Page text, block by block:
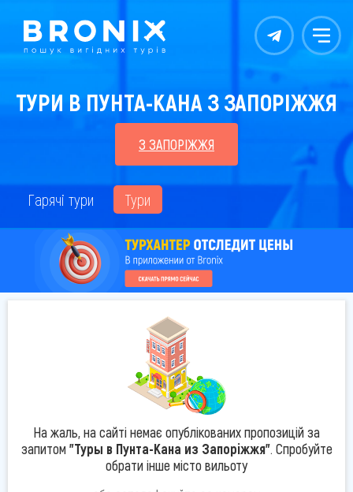
Контакты Меню
ТУРИ В ПУНТА-КАНА З ЗАПОРІЖЖЯ
З ЗАПОРІЖЖЯ
Гарячі тури Тури
На жаль, на сайті немає опублікованих пропозицій за
запитом "Туры в Пунта-Кана из Запоріжжя". Спробуйте
обрати інше місто вильоту